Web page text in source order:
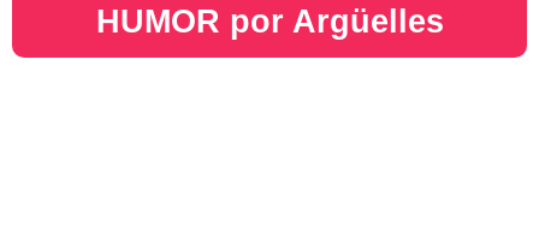
HUMOR por Argüelles​